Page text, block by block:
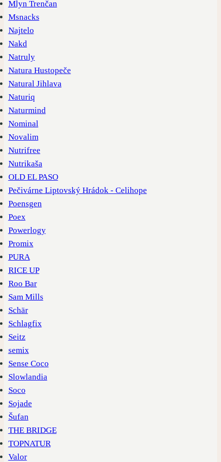
Mlyn Trenčan
Msnacks
Najtelo
Nakd
Natruly
Natura Hustopeče
Natural Jihlava
Naturiq
Naturmind
Nominal
Novalim
Nutrifree
Nutrikaša
OLD EL PASO
Pečivárne Liptovský Hrádok - Celihope
Poensgen
Poex
Powerlogy
Promix
PURA
RICE UP
Roo Bar
Sam Mills
Schär
Schlagfix
Seitz
semix
Sense Coco
Slowlandia
Soco
Sojade
Šufan
THE BRIDGE
TOPNATUR
Valor